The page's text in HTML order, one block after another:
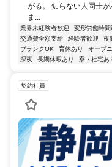
がる。 知らない人同士
ま...
業界未経験者歓迎 変形労働時間
交通費全額支給
経験者歓迎 夜
ブランクOK
育休あり オープ
深夜
長期休暇あり 寮・社宅あ
契約社員